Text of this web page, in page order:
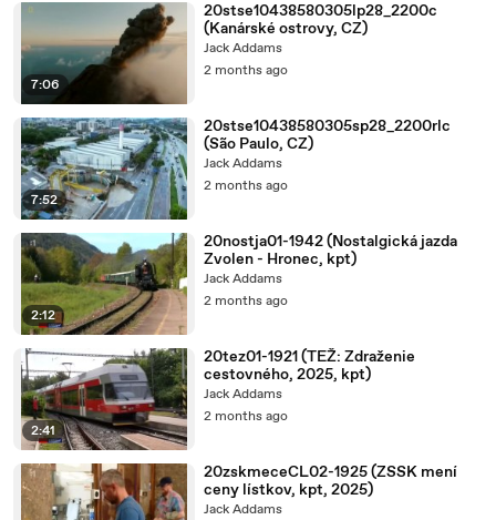
7:06
20stse10438580305lp28_2200c
(Kanárské ostrovy, CZ)
Jack Addams
2 months ago
7:52
20stse10438580305sp28_2200rlc
(São Paulo, CZ)
Jack Addams
2 months ago
2:12
20nostja01-1942 (Nostalgická jazda
Zvolen - Hronec, kpt)
Jack Addams
2 months ago
2:41
20tez01-1921 (TEŽ: Zdraženie
cestovného, 2025, kpt)
Jack Addams
2 months ago
20zskmeceCL02-1925 (ZSSK mení
ceny lístkov, kpt, 2025)
Jack Addams